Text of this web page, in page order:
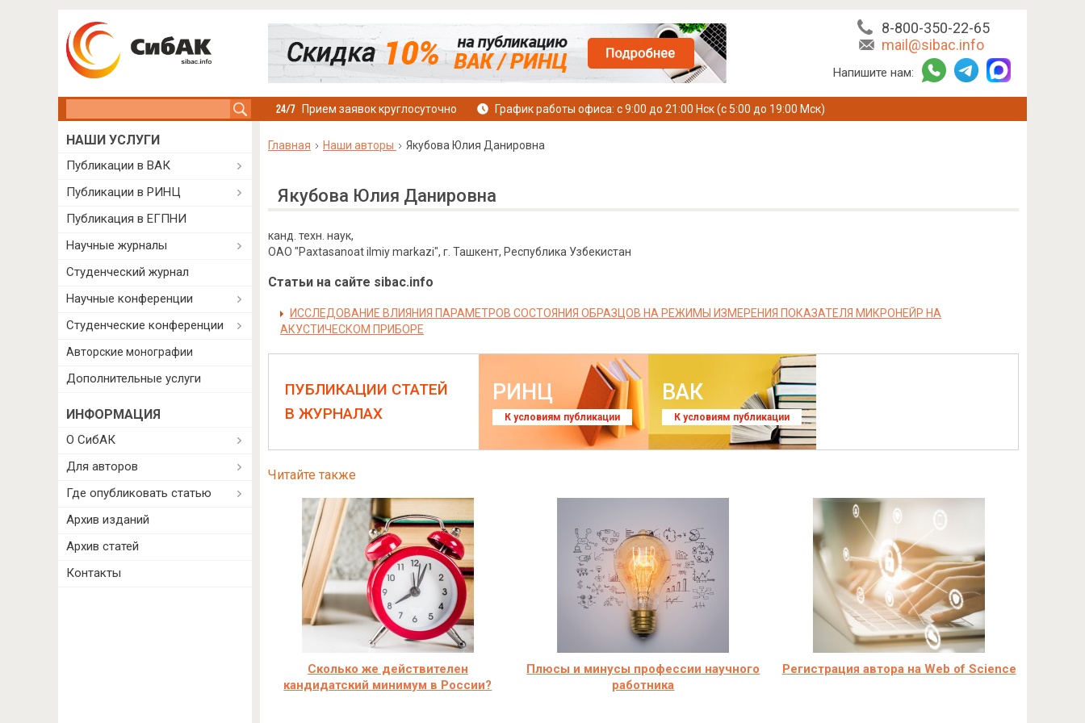
8-800-350-22-65
mail@sibac.info
Напишите нам:
Прием заявок круглосуточно График работы офиса: с 9:00 до 21:00 Нск (с 5:00 до 19:00 Мск)
Главная Наши авторы Якубова Юлия Данировна
Якубова Юлия Данировна
канд. техн. наук,
ОАО "Paxtasanoat ilmiy markazi", г. Ташкент, Республика Узбекистан
Статьи на сайте sibac.info
ИССЛЕДОВАНИЕ ВЛИЯНИЯ ПАРАМЕТРОВ СОСТОЯНИЯ ОБРАЗЦОВ НА РЕЖИМЫ ИЗМЕРЕНИЯ ПОКАЗАТЕЛЯ МИКРОНЕЙР НА
АКУСТИЧЕСКОМ ПРИБОРЕ
ПУБЛИКАЦИИ СТАТЕЙ
В ЖУРНАЛАХ
РИНЦ
К условиям публикации
ВАК
К условиям публикации
Читайте также
Сколько же действителен
кандидатский минимум в России?
Плюсы и минусы профессии научного
работника
Регистрация автора на Web of Science
НАШИ УСЛУГИ
Публикации в ВАК
Публикации в РИНЦ
Публикация в ЕГПНИ
Научные журналы
Студенческий журнал
Научные конференции
Студенческие конференции
Авторские монографии
Дополнительные услуги
ИНФОРМАЦИЯ
О СибАК
Для авторов
Где опубликовать статью
Архив изданий
Архив статей
Контакты